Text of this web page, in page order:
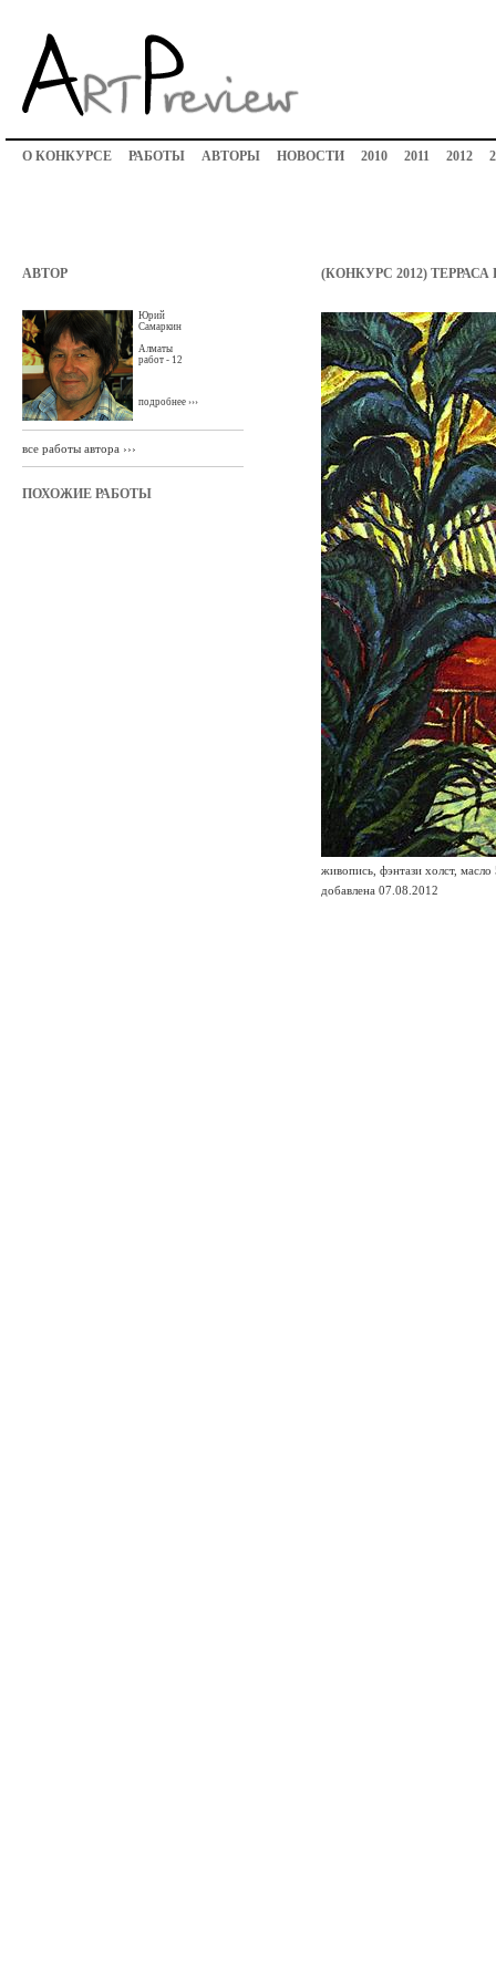
О КОНКУРСЕ РАБОТЫ АВТОРЫ НОВОСТИ 2010 2011 2012
АВТОР
Юрий
Самаркин
Алматы
работ - 12
подробнее ›››
все работы автора ›››
ПОХОЖИЕ РАБОТЫ
(КОНКУРС 2012) ТЕРРАСА
живопись, фэнтази холст,
добавлена 07.08.2012